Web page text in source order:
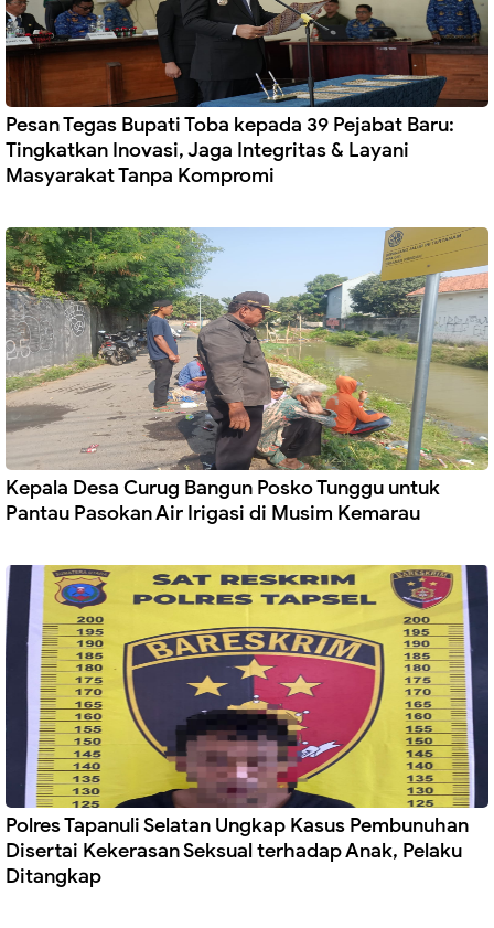
Pesan Tegas Bupati Toba kepada 39 Pejabat Baru:
Tingkatkan Inovasi, Jaga Integritas & Layani
Masyarakat Tanpa Kompromi
Kepala Desa Curug Bangun Posko Tunggu untuk
Pantau Pasokan Air Irigasi di Musim Kemarau
Polres Tapanuli Selatan Ungkap Kasus Pembunuhan
Disertai Kekerasan Seksual terhadap Anak, Pelaku
Ditangkap